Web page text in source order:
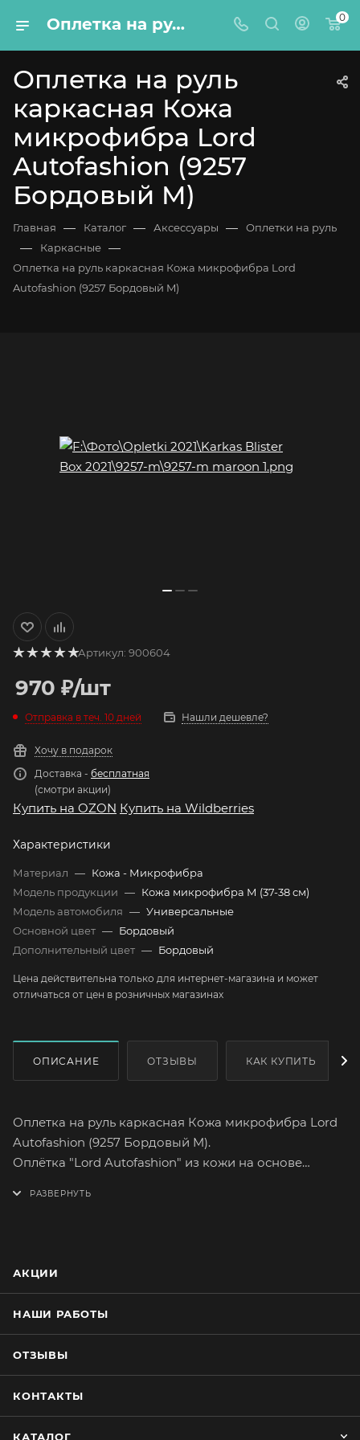
Оплетка на руль каркасная Кожа микрофибра Lord Autofashion (9257 Бордовый M) 0
Оплетка на руль
каркасная Кожа
микрофибра Lord
Autofashion (9257
Бордовый M)
Главная — Каталог — Аксессуары — Оплетки на руль
— Каркасные —
Оплетка на руль каркасная Кожа микрофибра Lord
Autofashion (9257 Бордовый M)
Артикул: 900604
970 ₽/шт
Отправка в теч. 10 дней Нашли дешевле?
Хочу в подарок
Доставка - бесплатная
(смотри акции)
Купить на OZON Купить на Wildberries
Характеристики
Материал — Кожа - Микрофибра
Модель продукции — Кожа микрофибра М (37-38 см)
Модель автомобиля — Универсальные
Основной цвет — Бордовый
Дополнительный цвет — Бордовый
Цена действительна только для интернет-магазина и может
отличаться от цен в розничных магазинах
ОПИСАНИЕ ОТЗЫВЫ КАК КУПИТЬ
Оплетка на руль каркасная Кожа микрофибра Lord
Autofashion (9257 Бордовый M).
Оплётка "Lord Autofashion" из кожи на основе
оригинального материала руля.
форму. Форму оплётки, на протяжении всего срока
каркас, который предотвращает её
Простейшая установка не займёт много времени.
АКЦИИ
НАШИ РАБОТЫ
ОТЗЫВЫ
КОНТАКТЫ
КАТАЛОГ